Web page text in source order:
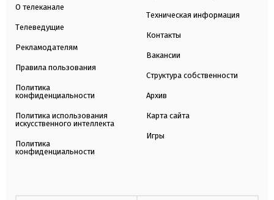
О телеканале
Телеведущие
Рекламодателям
Правила пользования
Политика
конфиденциальности
Политика использования
искусственного интеллекта
Политика
конфиденциальности
Техническая информация
Контакты
Вакансии
Структура собственности
Архив
Карта сайта
Игры